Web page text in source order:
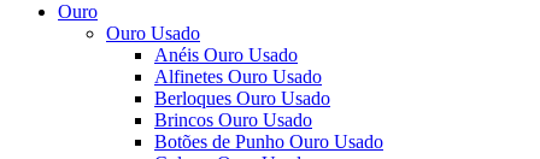
Ouro
Ouro Usado
Anéis Ouro Usado
Alfinetes Ouro Usado
Berloques Ouro Usado
Brincos Ouro Usado
Botões de Punho Ouro Usado